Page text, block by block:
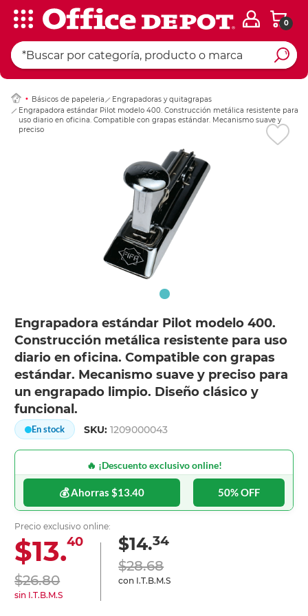
0
Básicos de papeleria
Engrapadoras y quitagrapas
Engrapadora estándar Pilot modelo 400. Construcción metálica resistente para
uso diario en oficina. Compatible con grapas estándar. Mecanismo suave y
preciso para un engrapado limpio. Diseño clásico y funcional.
Engrapadora estándar Pilot modelo 400.
Construcción metálica resistente para uso
diario en oficina. Compatible con grapas
estándar. Mecanismo suave y preciso para
un engrapado limpio. Diseño clásico y
funcional.
En stock SKU:1209000043
🔥 ¡Descuento exclusivo online!
💰 Ahorras $13.40 50% OFF
Precio exclusivo online:
$13.40
$26.80
sin I.T.B.M.S
$14.34
$28.68
con I.T.B.M.S
Ingresar Codigo